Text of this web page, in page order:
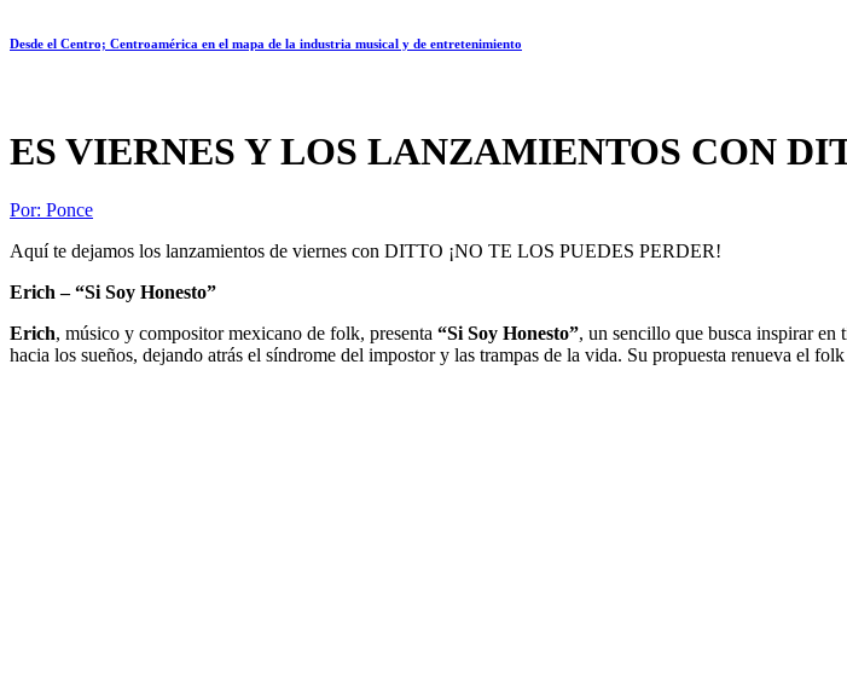
Desde el Centro; Centroamérica en el mapa de la industria musical y de entretenimiento
ES VIERNES Y LOS LANZAMIENTOS CON
Por: Ponce
Aquí te dejamos los lanzamientos de viernes con DITTO ¡NO TE LOS PUEDES PERDER!
Erich – “Si Soy Honesto”
Erich, músico y compositor mexicano de folk, presenta “Si Soy Honesto”, un sencillo que busca inspirar en
hacia los sueños, dejando atrás el síndrome del impostor y las trampas de la vida. Su propuesta renueva el